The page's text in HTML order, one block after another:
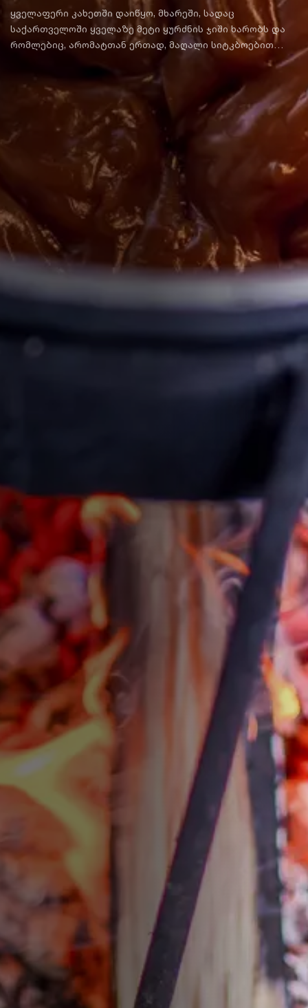
ყველაფერი კახეთში დაიწყო, მხარეში, სადაც
საქართველოში ყველაზე მეტი ყურძნის ჯიში ხარობს და
რომლებიც, არომატთან ერთად, მაღალი სიტკბოებით
ფქვილით აკეთებენ ამ კუთხეში უგემრიელეს ტკბილეულს,
რომელსაც თათარა ჰქვია და რომლისგანაც ყველასთვის
ცნობილ ჩურჩხელას ამზადებენ.